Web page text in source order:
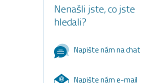
Nenašli jste, co jste
hledali?
Napište nám na chat
Napište nám e-mail